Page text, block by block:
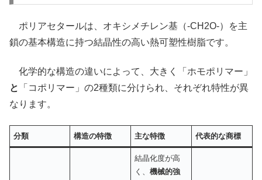
ポリアセタールは、オキシメチレン基（-CH2O-）を主
鎖の基本構造に持つ結晶性の高い熱可塑性樹脂です。
化学的な構造の違いによって、大きく「ホモポリマー」
と
「コポリマー」の2種類に分けられ、それぞれ特性が異
なります。
分類 構造の特徴 主な特徴 代表的な商標
結晶化度が高
く、機械的強